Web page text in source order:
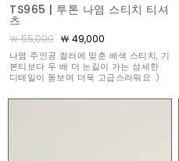
TS965 | 투톤 나염 스티치 티셔
츠
￦ 55,000 ￦ 49,000
나염 주인공 컬러에 맞춘 배색 스티치, 기
본티보다 두 배 더 눈길이 가는 섬세한
디테일이 돋보여 더욱 고급스러워요 :)